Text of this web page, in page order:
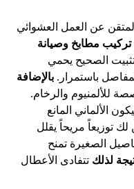
المتقن عن العمل العشوائي
تركيب مطابخ وصيانة
الصحيح يحمي
باستمرار.بالإضافة
للألمنيوم والرخام.
الألماني المانع
توزيعاً مريحاً يقلل
الصغيرة تمنح
لذلك تتفادى الأعطال